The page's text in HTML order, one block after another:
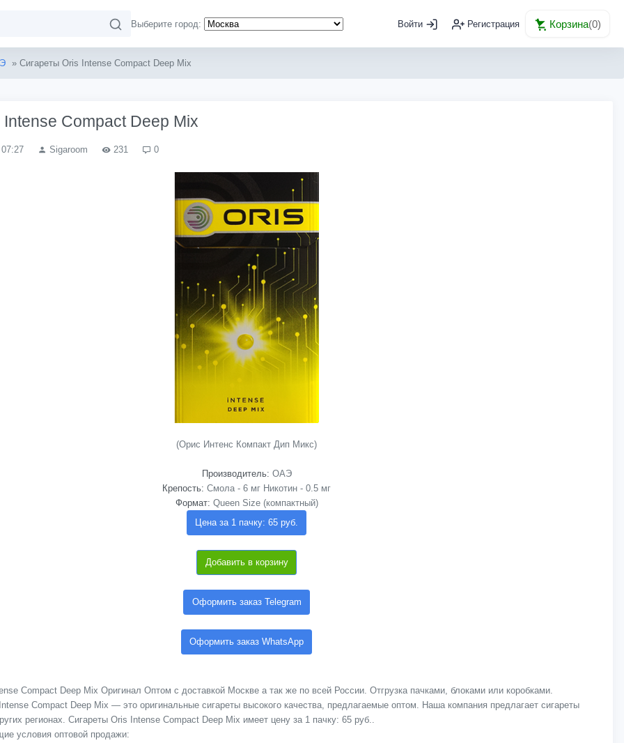
Выберите город: Войти Регистрация Корзина(0)
» Сигареты Oris Intense Compact Deep Mix
Compact Deep Mix
Sigaroom 231 0
(Орис Интенс Компакт Дип Микс)
Производитель: ОАЭ
Крепость: Смола - 6 мг Никотин - 0.5 мг
Формат: Queen Size (компактный)
Цена за 1 пачку: 65 руб.
Добавить в корзину
Оформить заказ Telegram
Оформить заказ WhatsApp
Compact Deep Mix Оригинал Оптом с доставкой Москве а так же по всей России. Отгрузка пачками, блоками или коробками.
Compact Deep Mix — это оригинальные сигареты высокого качества, предлагаемые оптом. Наша компания предлагает сигареты
регионах. Сигареты Oris Intense Compact Deep Mix имеет цену за 1 пачку: 65 руб..
условия оптовой продажи: